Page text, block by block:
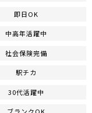
即日OK
中高年活躍中
社会保険完備
駅チカ
30代活躍中